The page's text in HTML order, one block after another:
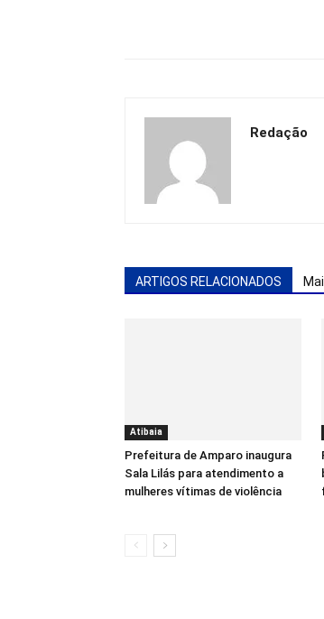
Redação
ARTIGOS RELACIONADOS
Atibaia
Prefeitura de Amparo inaugura
Sala Lilás para atendimento a
mulheres vítimas de violência